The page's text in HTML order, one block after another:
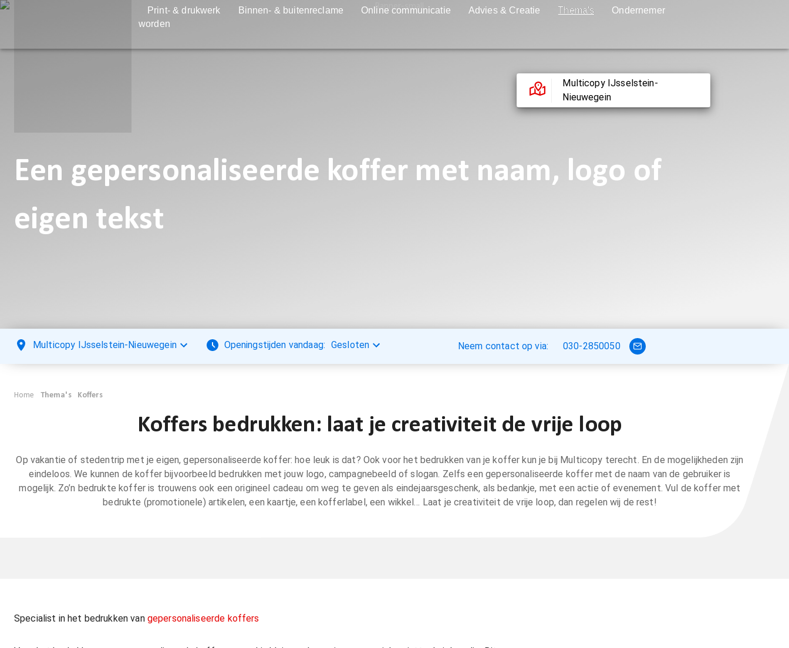
Print- & drukwerk Binnen- & buitenreclame Online communicatie Advies & Creatie Thema's
Ondernemer
worden
Multicopy IJsselstein-
Nieuwegein
Een gepersonaliseerde koffer met naam, logo of
eigen tekst
Multicopy IJsselstein-Nieuwegein Openingstijden vandaag: Gesloten Neem contact op via: 030-2850050
Home Thema's Koffers
Koffers bedrukken: laat je creativiteit de vrije loop
Op vakantie of stedentrip met je eigen, gepersonaliseerde koffer: hoe leuk is dat? Ook voor het bedrukken van je koffer kun je bij Multicopy terecht. En de mogelijkheden zijn
eindeloos. We kunnen de koffer bijvoorbeeld bedrukken met jouw logo, campagnebeeld of slogan. Zelfs een gepersonaliseerde koffer met de naam van de gebruiker is
mogelijk. Zo’n bedrukte koffer is trouwens ook een origineel cadeau om weg te geven als eindejaarsgeschenk, als bedankje, met een actie of evenement. Vul de koffer met
bedrukte (promotionele) artikelen, een kaartje, een kofferlabel, een wikkel… Laat je creativiteit de vrije loop, dan regelen wij de rest!
Specialist in het bedrukken van gepersonaliseerde koffers